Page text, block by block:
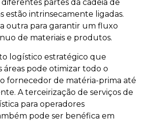
partes da cadeia de
estão intrinsecamente ligadas.
outra para garantir um fluxo
de materiais e produtos.
logístico estratégico que
áreas pode otimizar todo o
fornecedor de matéria-prima até
A terceirização de serviços de
para operadores
pode ser benéfica em